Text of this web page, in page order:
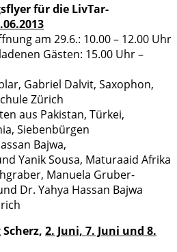
für die LivTar-
am 29.6.: 10.00 – 12.00 Uhr
Gästen: 15.00 Uhr –
Gabriel Dalvit, Saxophon,
Zürich
aus Pakistan, Türkei,
Siebenbürgen
Bajwa,
Yanik Sousa, Maturaaid Afrika
Manuela Gruber-
Dr. Yahya Hassan Bajwa
2. Juni, 7. Juni und 8.